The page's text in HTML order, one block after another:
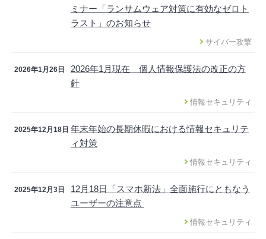
ミナー「ランサムウェア対策に有効なゼロト
ラスト」のお知らせ
サイバー攻撃
2026年1月26日
2026年1月現在 個人情報保護法の改正の方
針
情報セキュリティ
2025年12月18日 年末年始の長期休暇における情報セキュリテ
ィ対策
情報セキュリティ
2025年12月3日
12月18日「スマホ新法」全面施行にともなう
ユーザーの注意点
情報セキュリティ